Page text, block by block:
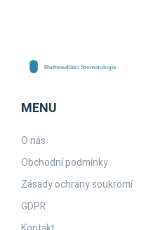
MENU
O nás
Obchodní podmínky
Zásady ochrany soukromí
GDPR